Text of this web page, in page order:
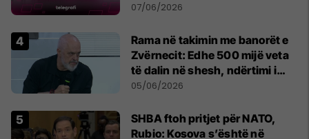
07/06/2026
Rama në takimin me banorët e
Zvërnecit: Edhe 500 mijë veta
të dalin në shesh, ndërtimi i
resortit nuk anulohet
05/06/2026
SHBA ftoh pritjet për NATO,
Rubio: Kosova s’është në